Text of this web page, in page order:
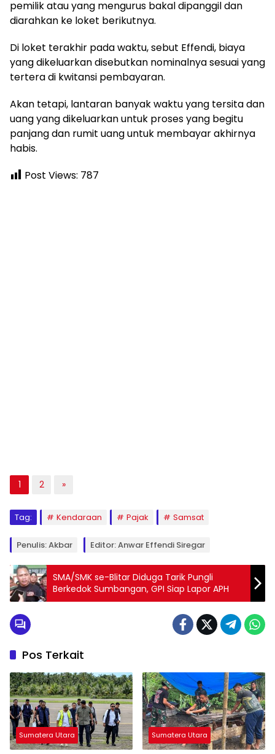
pemilik atau yang mengurus bakal dipanggil dan
diarahkan ke loket berikutnya.
Di loket terakhir pada waktu, sebut Effendi, biaya
yang dikeluarkan disebutkan nominalnya sesuai yang
tertera di kwitansi pembayaran.
Akan tetapi, lantaran banyak waktu yang tersita dan
uang yang dikeluarkan untuk proses yang begitu
panjang dan rumit uang untuk membayar akhirnya
habis.
Post Views: 787
1 2 »
Tag: Kendaraan Pajak Samsat
Penulis: Akbar Editor: Anwar Effendi Siregar
SMA/SMK se-Blitar Diduga Tarik Pungli
Berkedok Sumbangan, GPI Siap Lapor APH
Pos Terkait
Sumatera Utara Sumatera Utara